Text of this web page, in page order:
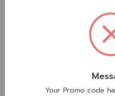
Your Promo code